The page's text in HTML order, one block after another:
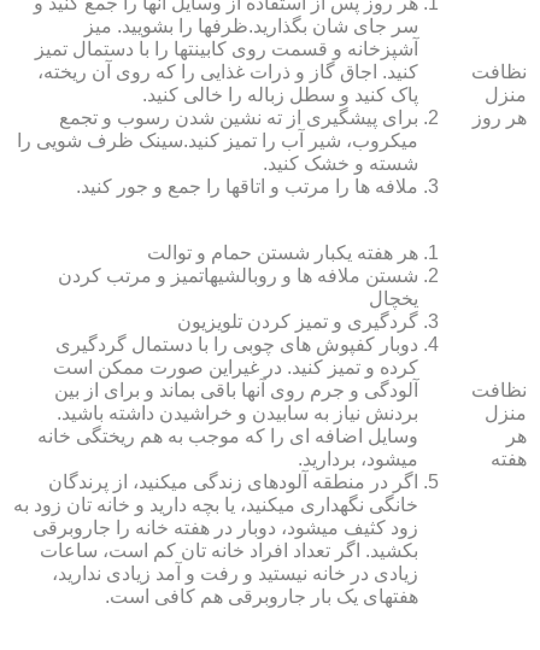
نظافت
منزل
هر روز
سر جای شان بگذارید.ظرف‏ها را بشویید. میز
آشپزخانه و قسمت روی کابینت‏ها را با دستمال تمیز
کنید. اجاق گاز و ذرات غذایی را که روی آن ریخته،
پاک کنید و سطل زباله را خالی کنید.
برای پیشگیری از ته نشین شدن رسوب و تجمع
میکروب، شیر آب را تمیز کنید.سینک ظرف شویی را
شسته و خشک کنید.
ملافه‏ ها را مرتب و اتاق‏ها را جمع و جور کنید.
نظافت
منزل
هر
هفته
هر هفته یکبار شستن حمام و توالت
شستن ملافه‏ ها و روبالشی‎هاتمیز و مرتب کردن
یخچال
گردگیری و تمیز کردن تلویزیون
دوبار کفپوش‏ های چوبی را با دستمال گردگیری
کرده و تمیز کنید. در غیراین صورت ممکن است
آلودگی و جرم روی آنها باقی بماند و برای از بین
بردنش نیاز به سابیدن و خراشیدن داشته باشید.
وسایل اضافه ای را که موجب به هم ریختگی خانه
می‏شود، بردارید.
اگر در منطقه آلوده‏ای زندگی می‏کنید، از پرندگان
خانگی نگهداری می‏کنید، یا بچه دارید و خانه‏ تان زود به
زود کثیف می‏شود، دوبار در هفته خانه را جاروبرقی
بکشید. اگر تعداد افراد خانه ‏تان کم است، ساعات
زیادی در خانه نیستید و رفت و آمد زیادی ندارید،
هفته‏ای یک بار جاروبرقی هم کافی است.